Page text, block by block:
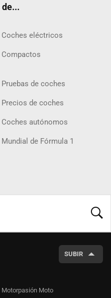
Coches eléctricos
Compactos
Pruebas de coches
Precios de coches
Coches autónomos
Mundial de Fórmula 1
SUBIR
Motorpasión Moto